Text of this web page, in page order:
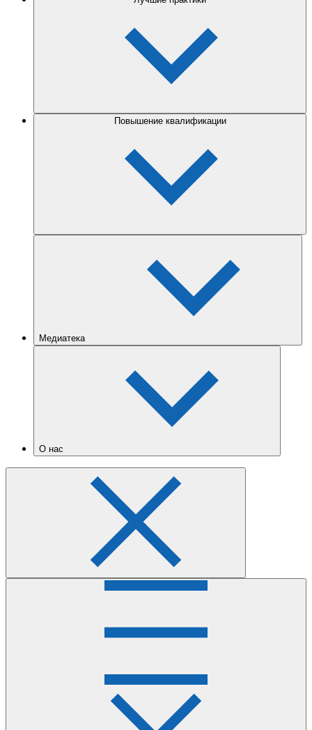
Повышение квалификации
Медиатека
О нас